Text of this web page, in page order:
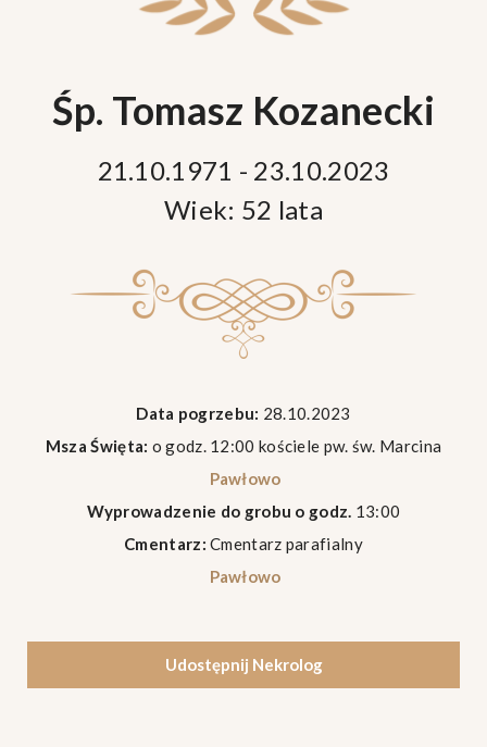
Śp. Tomasz Kozanecki
21.10.1971 - 23.10.2023
Wiek: 52 lata
Data pogrzebu: 28.10.2023
Msza Święta: o godz. 12:00 kościele pw. św. Marcina
Pawłowo
Wyprowadzenie do grobu o godz. 13:00
Cmentarz: Cmentarz parafialny
Pawłowo
Udostępnij Nekrolog